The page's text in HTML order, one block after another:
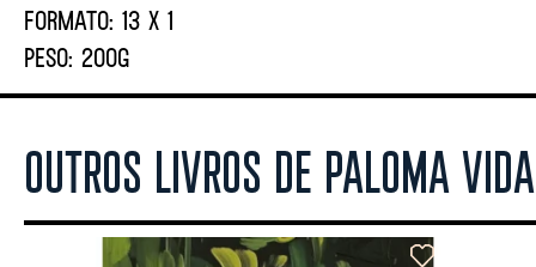
FORMATO: 13 X 1
PESO: 200G
OUTROS LIVROS DE PALOMA